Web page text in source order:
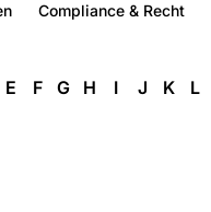
Compliance & Recht
E F G H I J K L